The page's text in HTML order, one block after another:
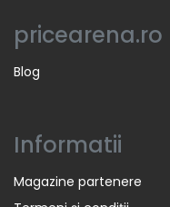
pricearena.ro
Blog
Informatii
Magazine partenere